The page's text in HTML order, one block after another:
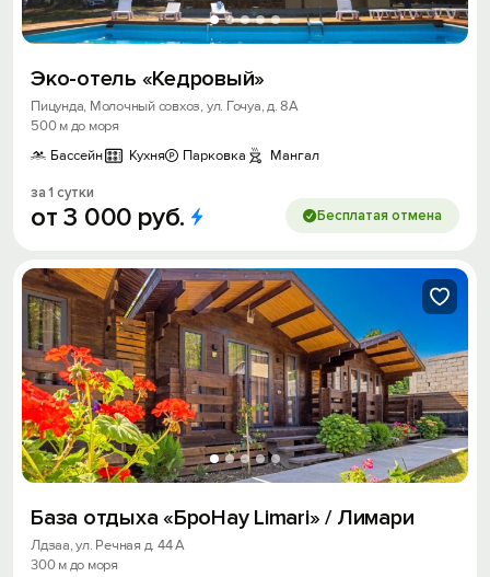
Эко-отель «Кедровый»
Пицунда, Молочный совхоз, ул. Гочуа, д. 8А
500 м до моря
Бассейн
Кухня Парковка Мангал
за 1 сутки
от3 000 руб. Бесплатая отмена
База отдыха «БроНау Limari» / Лимари
Лдзаа, ул. Речная д. 44 А
300 м до моря